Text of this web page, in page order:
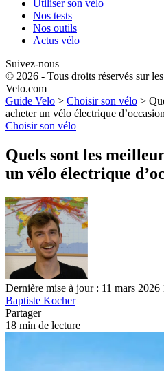
Utiliser son vélo
Nos tests
Nos outils
Actus vélo
Suivez-nous
© 2026 - Tous droits réservés sur
Velo.com
Guide Velo > Choisir son vélo >
acheter un vélo électrique
Choisir son vélo
Quels sont les
un vélo électrique
Dernière mise à jour : 11 mars 2026
Baptiste Kocher
Partager
18 min de lecture